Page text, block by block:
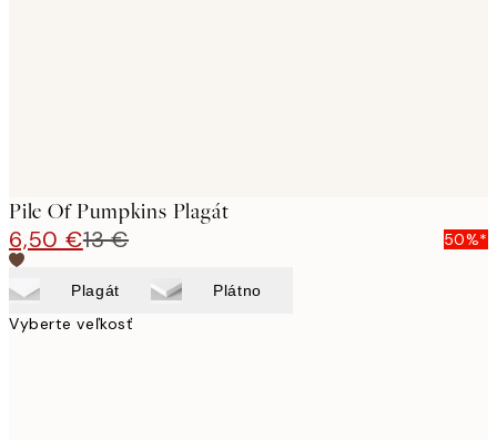
Pile Of Pumpkins Plagát
6,50 €13 € 50%*
Plagát Plátno
Vyberte veľkosť